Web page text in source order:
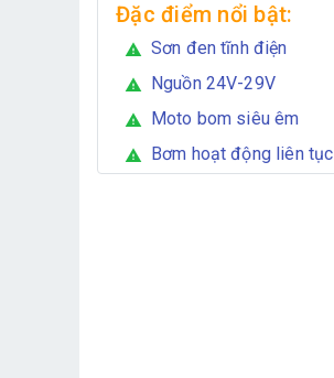
Đặc điểm nổi bật:
warning Sơn đen tĩnh điện
warning Nguồn 24V-29V
warning Moto bom siêu êm
warning Bơm hoạt động liên tục